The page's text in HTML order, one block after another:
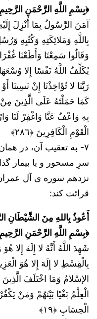
﴿بِسْمِ اللَّهِ الرَّحْمَنِ
آمَنَ الرَّسُولُ بِمَا أُنْزِلَ
بِاللَّهِ وَمَلائِکَتِهِ وَکُتُبِهِ
یُکَلِّفُ اللَّهُ نَفْسًا إِلا
رَبَّنَا لا تُؤَاخِذْنَا إِنْ نَسِینَا
کَمَا حَمَلْتَهُ عَلَى الَّذِینَ مِنْ
بِهِ وَاعْفُ عَنَّا وَاغْفِرْ لَنَا
الْقَوْمِ الْکَافِرِینَ ﴿٢٨٦﴾
۷- به تعقیب آن، در
سرِ مسحور و یا بیمار
نزدهم سوره ی آل
قرائت کند:
أَعُوذُ بِاللهِ مِنَ الشَّيْطَانِ
﴿بِسْمِ اللَّهِ الرَّحْمَنِ
شَهِدَ اللَّهُ أَنَّهُ لا إِلَهَ إِلا هُوَ
الإسْلامُ وَمَا اخْتَلَفَ
الْعِلْمُ بَغْیًا بَیْنَهُمْ وَمَنْ
الْحِسَابِ ﴿١٩﴾